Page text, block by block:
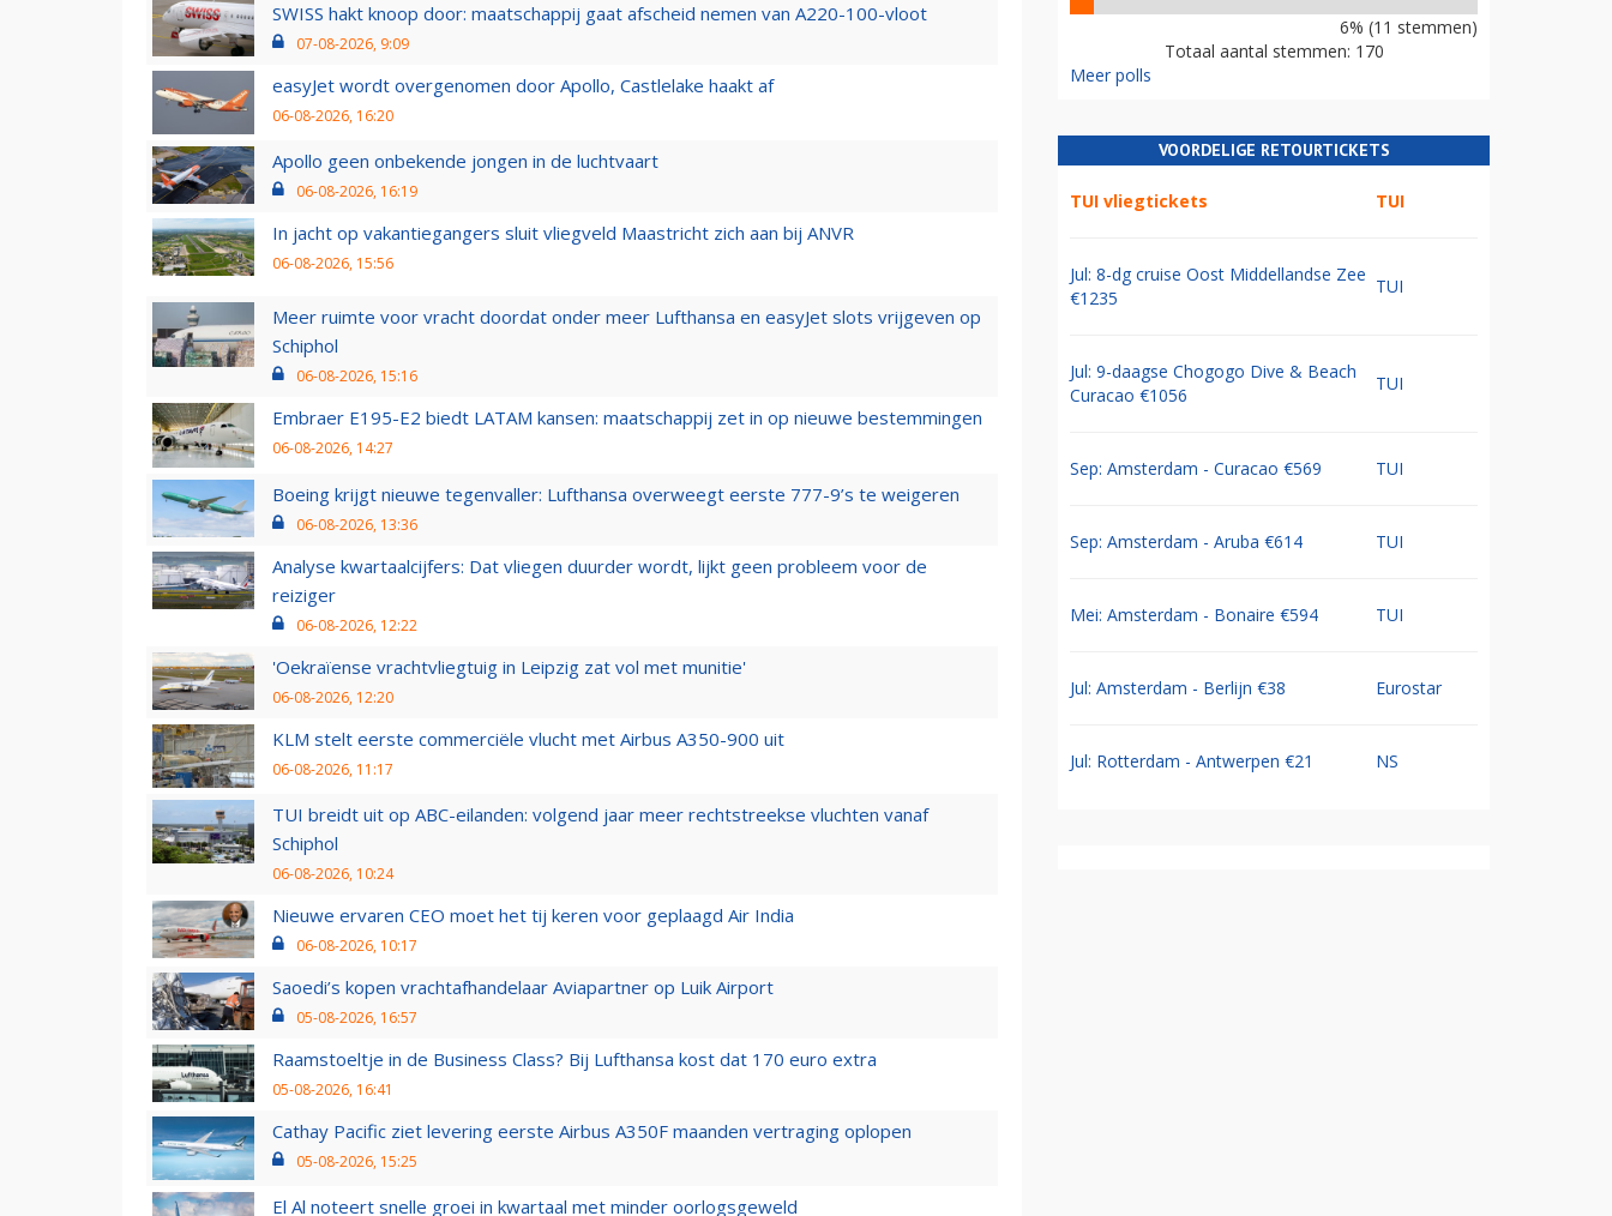
SWISS hakt knoop door: maatschappij gaat afscheid nemen van A220-100-vloot
07-08-2026, 9:09
easyJet wordt overgenomen door Apollo, Castlelake haakt af
06-08-2026, 16:20
Apollo geen onbekende jongen in de luchtvaart
06-08-2026, 16:19
In jacht op vakantiegangers sluit vliegveld Maastricht zich aan bij ANVR
06-08-2026, 15:56
Meer ruimte voor vracht doordat onder meer Lufthansa en easyJet slots vrijgeven op
Schiphol
06-08-2026, 15:16
Embraer E195-E2 biedt LATAM kansen: maatschappij zet in op nieuwe bestemmingen
06-08-2026, 14:27
Boeing krijgt nieuwe tegenvaller: Lufthansa overweegt eerste 777-9’s te weigeren
06-08-2026, 13:36
Analyse kwartaalcijfers: Dat vliegen duurder wordt, lijkt geen probleem voor de
reiziger
06-08-2026, 12:22
'Oekraïense vrachtvliegtuig in Leipzig zat vol met munitie'
06-08-2026, 12:20
KLM stelt eerste commerciële vlucht met Airbus A350-900 uit
06-08-2026, 11:17
TUI breidt uit op ABC-eilanden: volgend jaar meer rechtstreekse vluchten vanaf
Schiphol
06-08-2026, 10:24
Nieuwe ervaren CEO moet het tij keren voor geplaagd Air India
06-08-2026, 10:17
Saoedi’s kopen vrachtafhandelaar Aviapartner op Luik Airport
05-08-2026, 16:57
Raamstoeltje in de Business Class? Bij Lufthansa kost dat 170 euro extra
05-08-2026, 16:41
Cathay Pacific ziet levering eerste Airbus A350F maanden vertraging oplopen
05-08-2026, 15:25
El Al noteert snelle groei in kwartaal met minder oorlogsgeweld
6% (11 stemmen)
Totaal aantal stemmen: 170
Meer polls
VOORDELIGE RETOURTICKETS
TUI vliegtickets TUI
Jul: 8-dg cruise Oost Middellandse Zee
€1235
TUI
Jul: 9-daagse Chogogo Dive & Beach
Curacao €1056
TUI
Sep: Amsterdam - Curacao €569 TUI
Sep: Amsterdam - Aruba €614 TUI
Mei: Amsterdam - Bonaire €594 TUI
Jul: Amsterdam - Berlijn €38 Eurostar
Jul: Rotterdam - Antwerpen €21 NS